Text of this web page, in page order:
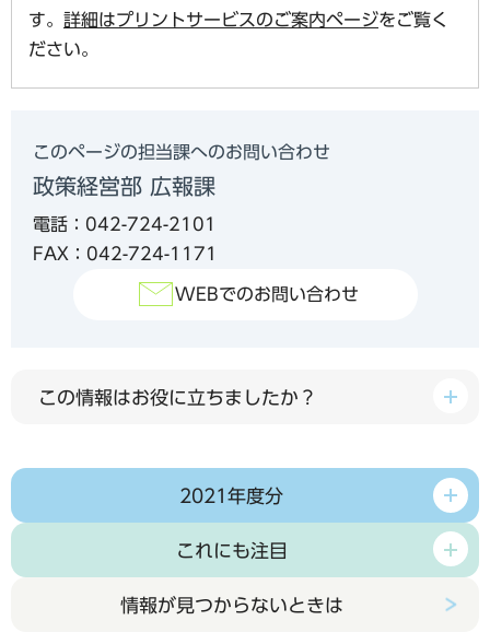
す。 詳細はプリントサービスのご案内ページをご覧く
ださい。
このページの担当課へのお問い合わせ
政策経営部 広報課
電話：042-724-2101
FAX：042-724-1171
WEBでのお問い合わせ
この情報はお役に立ちましたか？
2021年度分
これにも注目
情報が見つからないときは